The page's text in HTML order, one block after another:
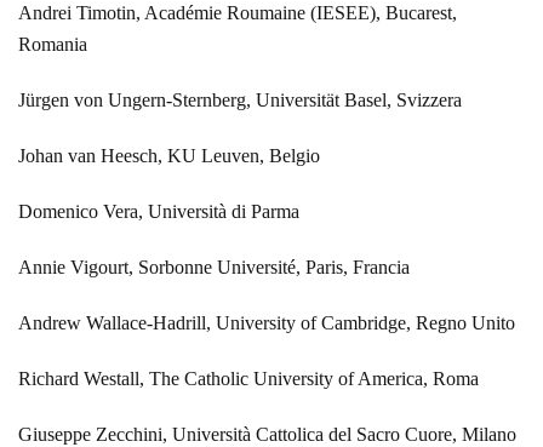
Andrei Timotin, Académie Roumaine (IESEE), Bucarest,
Romania
Jürgen von Ungern-Sternberg, Universität Basel, Svizzera
Johan van Heesch, KU Leuven, Belgio
Domenico Vera, Università di Parma
Annie Vigourt, Sorbonne Université, Paris, Francia
Andrew Wallace-Hadrill, University of Cambridge, Regno Unito
Richard Westall, The Catholic University of America, Roma
Giuseppe Zecchini, Università Cattolica del Sacro Cuore, Milano